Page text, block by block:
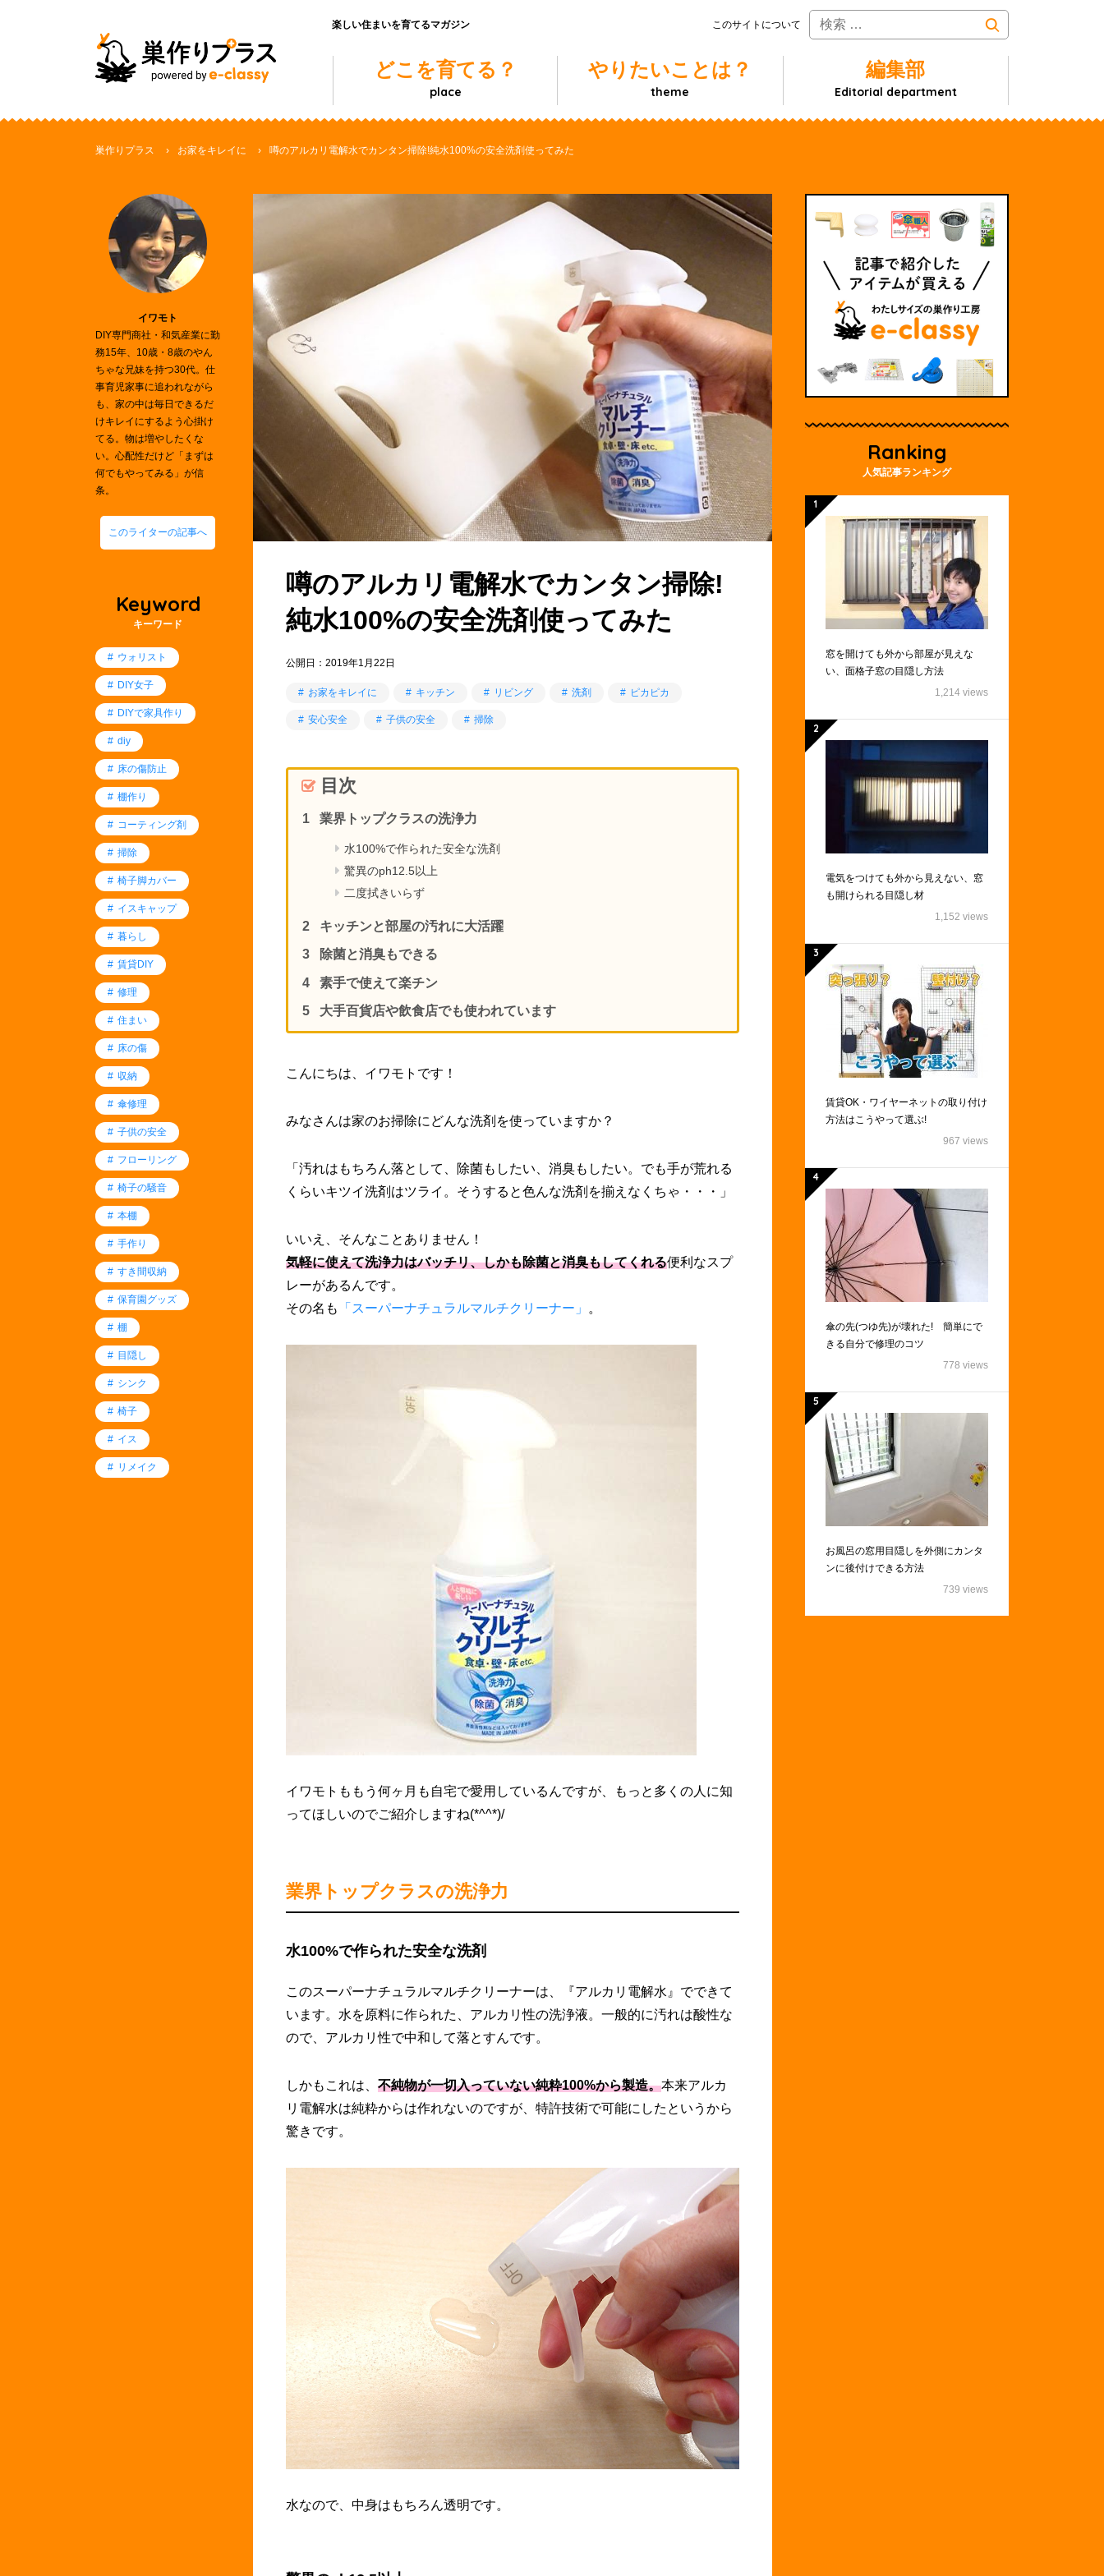
楽しい住まいを育てるマガジン このサイトについて
どこを育てる？
place
やりたいことは？
theme
編集部
Editorial department
巣作りプラス お家をキレイに 噂のアルカリ電解水でカンタン掃除!純水100%の安全洗剤使ってみた
噂のアルカリ電解水でカンタン掃除!
純水100%の安全洗剤使ってみた
公開日： 2019年1月22日
お家をキレイに キッチン リビング 洗剤 ピカピカ
安心安全 子供の安全 掃除
目次
業界トップクラスの洗浄力
水100%で作られた安全な洗剤
驚異のph12.5以上
二度拭きいらず
キッチンと部屋の汚れに大活躍
除菌と消臭もできる
素手で使えて楽チン
大手百貨店や飲食店でも使われています
こんにちは、イワモトです！
みなさんは家のお掃除にどんな洗剤を使っていますか？
「汚れはもちろん落として、除菌もしたい、消臭もしたい。でも手が荒れる
くらいキツイ洗剤はツライ。そうすると色んな洗剤を揃えなくちゃ・・・」
いいえ、そんなことありません！
気軽に使えて洗浄力はバッチリ、しかも除菌と消臭もしてくれる便利なスプ
レーがあるんです。
その名も
「スーパーナチュラルマルチクリーナー」 。
イワモトももう何ヶ月も自宅で愛用しているんですが、もっと多くの人に知
ってほしいのでご紹介しますね(*^^*)/
業界トップクラスの洗浄力
水100%で作られた安全な洗剤
このスーパーナチュラルマルチクリーナーは、『アルカリ電解水』でできて
います。水を原料に作られた、アルカリ性の洗浄液。一般的に汚れは酸性な
ので、アルカリ性で中和して落とすんです。
しかもこれは、 不純物が一切入っていない純粋100%から製造。本来アルカ
リ電解水は純粋からは作れないのですが、特許技術で可能にしたというから
驚きです。
水なので、中身はもちろん透明です。
イワモト
DIY専門商社・和気産業に勤
務15年、10歳・8歳のやん
ちゃな兄妹を持つ30代。仕
事育児家事に追われながら
も、家の中は毎日できるだ
けキレイにするよう心掛け
てる。物は増やしたくな
い。心配性だけど「まずは
何でもやってみる」が信
条。
このライターの記事へ
Keyword
キーワード
ウォリスト
DIY女子
DIYで家具作り
diy
床の傷防止
棚作り
コーティング剤
掃除
椅子脚カバー
イスキャップ
暮らし
賃貸DIY
修理
住まい
床の傷
収納
傘修理
子供の安全
フローリング
椅子の騒音
本棚
手作り
すき間収納
保育園グッズ
棚
目隠し
シンク
椅子
イス
リメイク
Ranking
人気記事ランキング
窓を開けても外から部屋が見えな
い、面格子窓の目隠し方法
1,214 views
電気をつけても外から見えない、窓
も開けられる目隠し材
1,152 views
賃貸OK・ワイヤーネットの取り付け
方法はこうやって選ぶ!
967 views
傘の先(つゆ先)が壊れた! 簡単にで
きる自分で修理のコツ
778 views
お風呂の窓用目隠しを外側にカンタ
ンに後付けできる方法
739 views